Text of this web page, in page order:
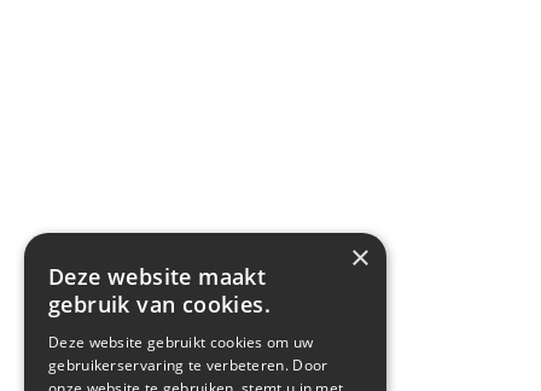
×
Deze website maakt
gebruik van cookies.
Deze website gebruikt cookies om uw
gebruikerservaring te verbeteren. Door